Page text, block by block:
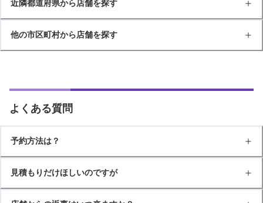
近隣都道府県から店舗を探す
他の市区町村から店舗を探す
よくある質問
予約方法は？
見積もりだけほしいのですが